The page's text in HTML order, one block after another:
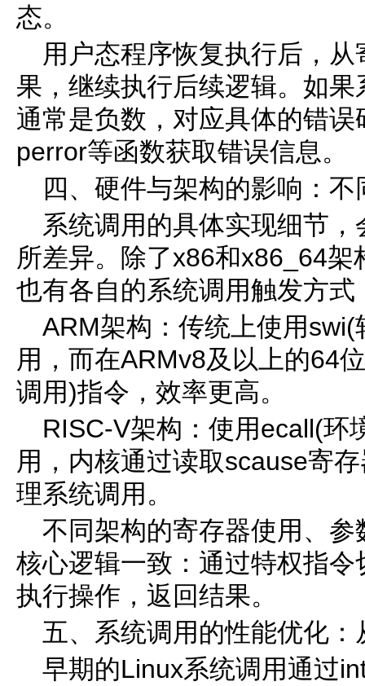
态。
用户态程序恢复执行后，
果，继续执行后续逻辑。如
通常是负数，对应具体的错
perror等函数获取错误信息。
四、硬件与架构的影响：
系统调用的具体实现细节
所差异。除了x86和x86_64
也有各自的系统调用触发方式
ARM架构：传统上使用
用，而在ARMv8及以上的64
调用)指令，效率更高。
RISC-V架构：使用ecall(环
用，内核通过读取scause寄
理系统调用。
不同架构的寄存器使用、
核心逻辑一致：通过特权指
执行操作，返回结果。
五、系统调用的性能优化
早期的Linux系统调用通过